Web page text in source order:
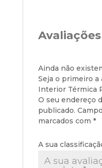
Avaliações
Ainda não
Seja o primeiro a
Interior Térmica
O seu endereço
publicado.
marcados com *
A sua